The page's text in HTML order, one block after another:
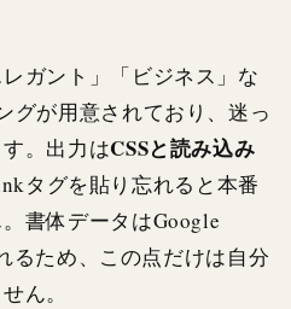
ガント」「ビジネス」な
グが用意されており、迷っ
。出力はCSSと読み込み
タグを貼り忘れると本番
書体データはGoogle
るため、この点だけは自分
ん。